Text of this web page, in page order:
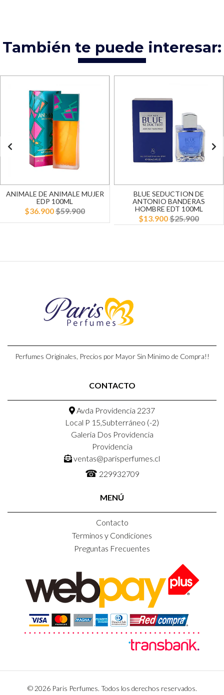
También te puede interesar:
ANIMALE DE ANIMALE MUJER
EDP 100ML
$36.900$59.900
BLUE SEDUCTION DE
ANTONIO BANDERAS
HOMBRE EDT 100ML
$13.900$25.900
Perfumes Originales, Precios por Mayor Sin Minimo de Compra!!
CONTACTO
Avda Providencia 2237
Local P 15,Subterráneo (-2)
Galeria Dos Providencia
Providencia
ventas@parisperfumes.cl
☎ 229932709
MENÚ
Contacto
Terminos y Condiciones
Preguntas Frecuentes
© 2026 Paris Perfumes. Todos los derechos reservados.